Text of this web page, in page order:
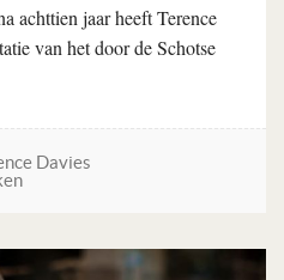
achttien jaar heeft Terence
van het door de Schotse
Davies